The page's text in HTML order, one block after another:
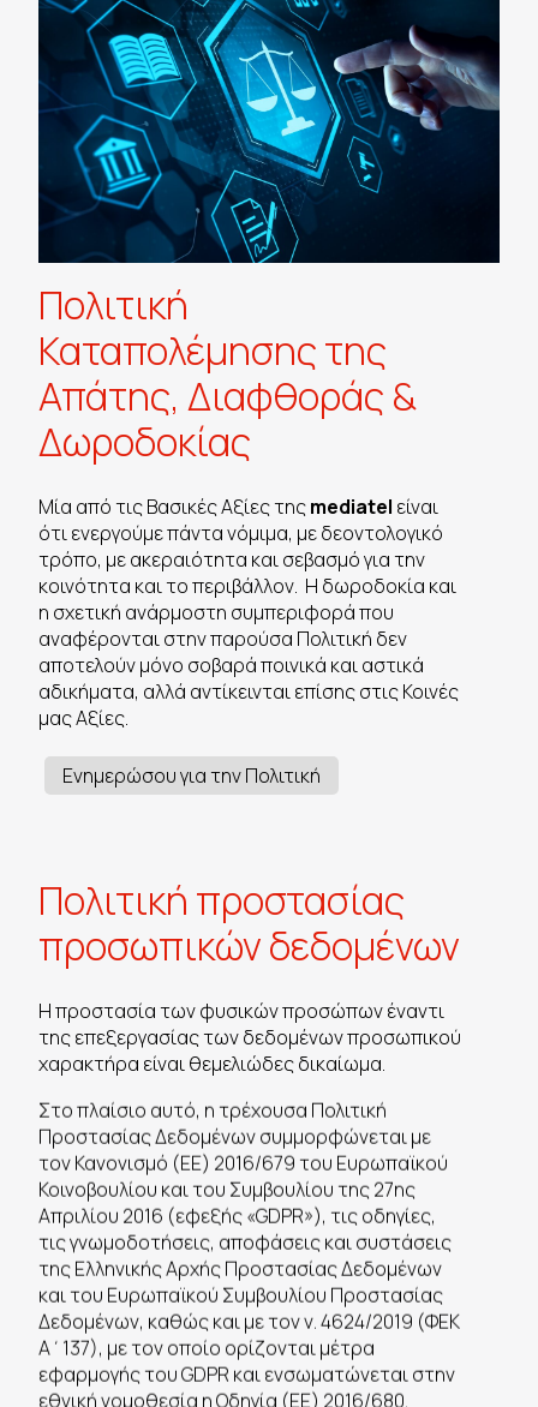
Πολιτική
Καταπολέμησης της
Απάτης, Διαφθοράς &
Δωροδοκίας
Μία από τις Βασικές Αξίες τηςmediatel είναι
ότι ενεργούμε πάντα νόμιμα, με δεοντολογικό
τρόπο, με ακεραιότητα και σεβασμό για την
κοινότητα και το περιβάλλον. Η δωροδοκία και
η σχετική ανάρμοστη συμπεριφορά που
αναφέρονται στην παρούσα Πολιτική δεν
αποτελούν μόνο σοβαρά ποινικά και αστικά
αδικήματα, αλλά αντίκεινται επίσης στις Κοινές
μας Αξίες.
Ενημερώσου για την Πολιτική
Πολιτική προστασίας
προσωπικών δεδομένων
Η προστασία των φυσικών προσώπων έναντι
της επεξεργασίας των δεδομένων προσωπικού
χαρακτήρα είναι θεμελιώδες δικαίωμα.
Στο πλαίσιο αυτό, η τρέχουσα Πολιτική
Προστασίας Δεδομένων συμμορφώνεται με
τον Κανονισμό (ΕΕ) 2016/679 του Ευρωπαϊκού
Κοινοβουλίου και του Συμβουλίου της 27ης
Απριλίου 2016 (εφεξής «GDPR»), τις οδηγίες,
τις γνωμοδοτήσεις, αποφάσεις και συστάσεις
της Ελληνικής Αρχής Προστασίας Δεδομένων
και του Ευρωπαϊκού Συμβουλίου Προστασίας
Δεδομένων, καθώς και με τον ν. 4624/2019 (ΦΕΚ
Α΄137), με τον οποίο ορίζονται μέτρα
εφαρμογής του GDPR και ενσωματώνεται στην
εθνική νομοθεσία η Οδηγία (ΕΕ) 2016/680.